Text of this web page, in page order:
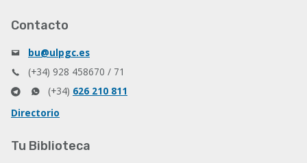
Contacto
bu@ulpgc.es
(+34) 928 458670 / 71
(+34) 626 210 811
Directorio
Tu Biblioteca